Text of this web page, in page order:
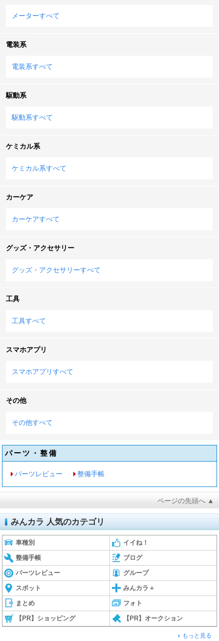
メーターすべて
電装系
電装系すべて
駆動系
駆動系すべて
ケミカル系
ケミカル系すべて
カーケア
カーケアすべて
グッズ・アクセサリー
グッズ・アクセサリーすべて
工具
工具すべて
スマホアプリ
スマホアプリすべて
その他
その他すべて
パーツ・整備
パーツレビュー 整備手帳
ページの先頭へ ▲
みんカラ 人気のカテゴリ
車種別 イイね！
整備手帳 ブログ
パーツレビュー グループ
スポット みんカラ＋
まとめ フォト
【PR】ショッピング 【PR】オークション
もっと見る